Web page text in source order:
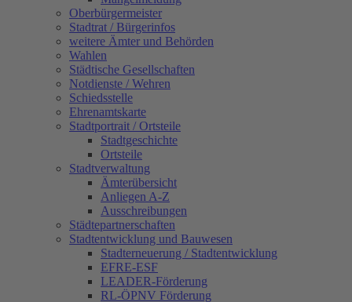
Oberbürgermeister
Stadtrat / Bürgerinfos
weitere Ämter und Behörden
Wahlen
Städtische Gesellschaften
Notdienste / Wehren
Schiedsstelle
Ehrenamtskarte
Stadtportrait / Ortsteile
Stadtgeschichte
Ortsteile
Stadtverwaltung
Ämterübersicht
Anliegen A-Z
Ausschreibungen
Städtepartnerschaften
Stadtentwicklung und Bauwesen
Stadterneuerung / Stadtentwicklung
EFRE-ESF
LEADER-Förderung
RL-ÖPNV Förderung